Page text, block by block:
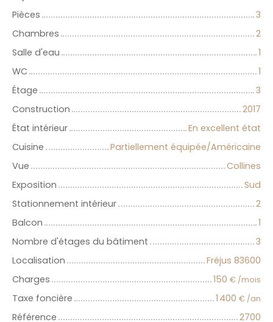
Pièces
3
Chambres
2
Salle d'eau
1
WC
1
Étage
3
Construction
2017
État intérieur
En excellent état
Cuisine
Partiellement équipée/Américaine
Vue
Collines
Exposition
Sud
Stationnement intérieur
2
Balcon
1
Nombre d'étages du bâtiment
3
Localisation
Fréjus 83600
Charges
150 € /mois
Taxe foncière 1 400 € /an
Référence 2700